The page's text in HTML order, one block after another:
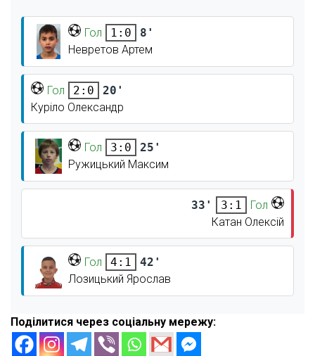
Гол 1:0
8'
Невретов Артем
Гол 2:0
20'
Куріло Олександр
Гол 3:0
25'
Ружицький Максим
33' 3:1
Гол
Катан Олексій
Гол 4:1
42'
Лозицький Ярослав
Поділитися через соціальну мережу: